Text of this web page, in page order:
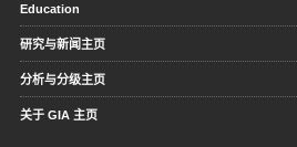
Education
研究与新闻主页
分析与分级主页
关于 GIA 主页